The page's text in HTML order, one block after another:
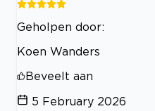
Geholpen door:
Koen Wanders
Beveelt aan
5 February 2026